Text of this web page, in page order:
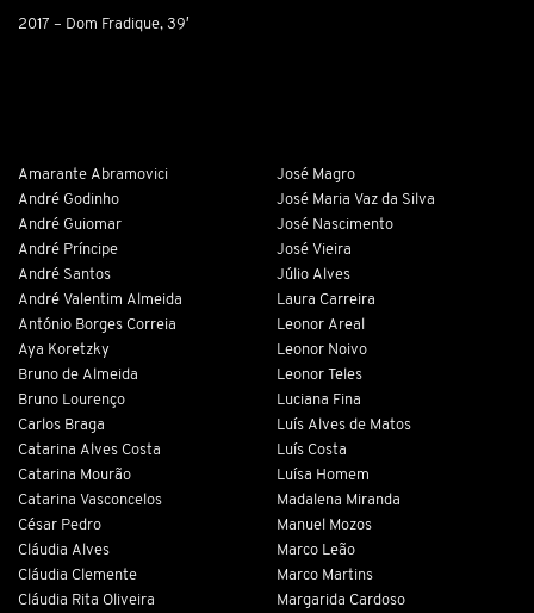
2017 – Dom Fradique, 39′
Amarante Abramovici
André Godinho
André Guiomar
André Príncipe
André Santos
André Valentim Almeida
António Borges Correia
Aya Koretzky
Bruno de Almeida
Bruno Lourenço
Carlos Braga
Catarina Alves Costa
Catarina Mourão
Catarina Vasconcelos
César Pedro
Cláudia Alves
Cláudia Clemente
Cláudia Rita Oliveira
José Magro
José Maria Vaz da Silva
José Nascimento
José Vieira
Júlio Alves
Laura Carreira
Leonor Areal
Leonor Noivo
Leonor Teles
Luciana Fina
Luís Alves de Matos
Luís Costa
Luísa Homem
Madalena Miranda
Manuel Mozos
Marco Leão
Marco Martins
Margarida Cardoso